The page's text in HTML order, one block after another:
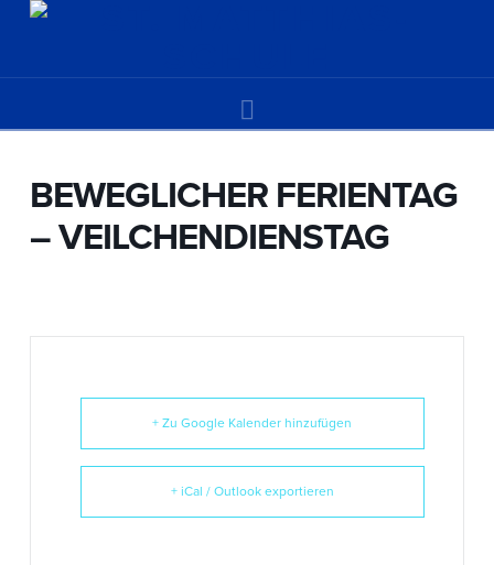
BEWEGLICHER FERIENTAG
– VEILCHENDIENSTAG
+ Zu Google Kalender hinzufügen
+ iCal / Outlook exportieren